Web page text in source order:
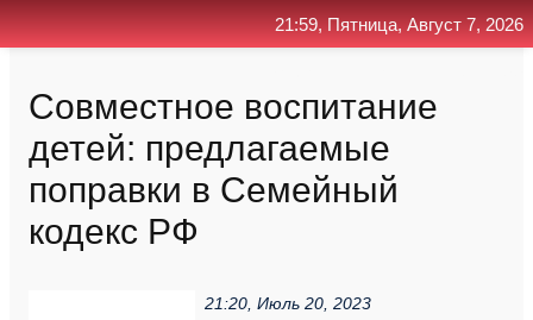
Совместное воспитание
детей: предлагаемые
поправки в Семейный
кодекс РФ
21:20, Июль 20, 2023
21:59, Пятница, Август 7, 2026